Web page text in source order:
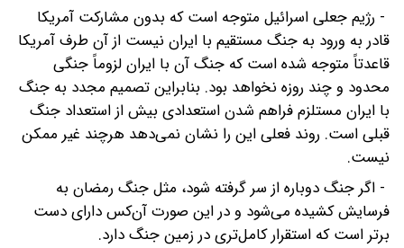
- رژیم جعلی اسرائیل متوجه است که بدون مشارکت آمریکا
قادر به ورود به جنگ مستقیم با ایران نیست از آن طرف آمریکا
قاعدتاً متوجه شده است که جنگ آن با ایران لزوماً جنگی
محدود و چند روزه نخواهد بود. بنابراین تصمیم‌ مجدد به جنگ
با ایران مستلزم فراهم شدن استعدادی بیش از استعداد جنگ
قبلی است. روند فعلی این را نشان نمی‌دهد هرچند غیر ممکن
نیست.
- اگر جنگ دوباره از سر گرفته شود‌، مثل جنگ رمضان به
فرسایش کشیده می‌شود و در این صورت آن‌کس دارای دست
برتر است که استقرار کامل‌تری در زمین جنگ دارد.